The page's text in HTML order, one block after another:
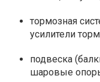
тормозная
усилители
подвеска
шаровые